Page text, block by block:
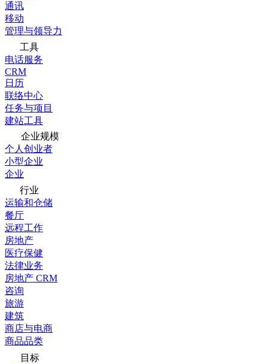
通讯
移动
管理与领导力
工具
电话服务
CRM
日历
联络中心
任务与项目
建站工具
企业规模
个人创业者
小型企业
企业
行业
运输和仓储
餐厅
远程工作
房地产
医疗保健
法律业务
房地产 CRM
咨询
旅游
建筑
商店与电商
商品品类
目标